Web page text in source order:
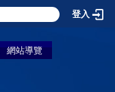
登入
網站導覽